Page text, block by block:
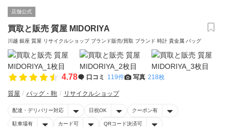
店舗公式
買取と販売 質屋 MIDORIYA
川越 銀座 質屋 リサイクルショップ ブランド販売/買取 ブランド 時計 貴金属 バッグ
4.78 口コミ 119件 写真 218枚
質屋 バッグ・鞄 リサイクルショップ
配達・デリバリー対応 日祝OK クーポン有
駐車場有 カード可 QRコード決済可